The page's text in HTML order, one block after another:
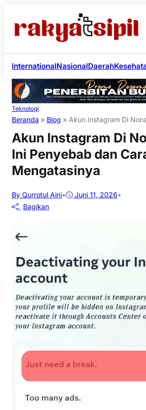
InternationalNasionalDaerah
Teknologi
Beranda » Blog » Akun Instagram Di
Akun Instagram Di
Ini Penyebab dan
Mengatasinya
By Qurrotul Aini• Juni 11, 2026•
Bagikan